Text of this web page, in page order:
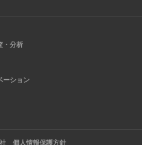
・分析
ーション
個人情報保護方針